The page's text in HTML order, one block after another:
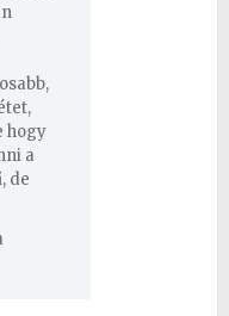
hogy
a
de